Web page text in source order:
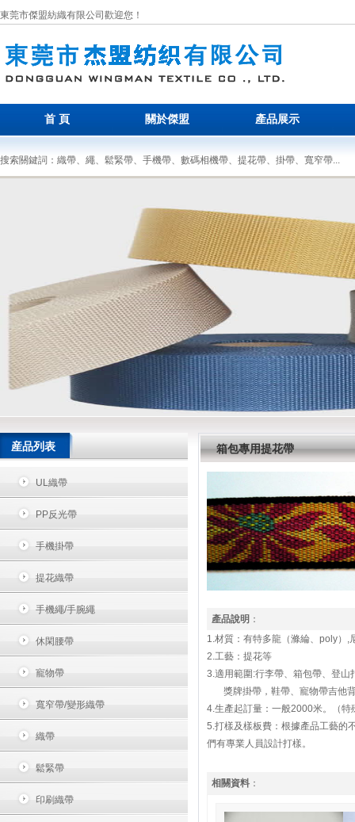
東莞市傑盟紡織有限公司歡迎您！
首 頁 關於傑盟 產品展示
搜索關鍵詞：織帶、繩、鬆緊帶、手機帶、數碼相機帶、提花帶、掛帶、寬窄帶...
産品列表
UL織帶
PP反光帶
手機掛帶
提花織帶
手機繩/手腕繩
休閑腰帶
寵物帶
寬窄帶/變形織帶
織帶
鬆緊帶
印刷織帶
箱包專用提花帶
產品說明 ：
1.材質：有特多龍（滌綸、poly）,
2.工藝：提花等
3.適用範圍:行李帶、箱包帶、登山
獎牌掛帶，鞋帶、寵物帶吉他
4.生產起訂量：一般2000米。（特
5.打樣及樣板費：根據產品工藝的
們有專業人員設計打樣。
相關資料 ：